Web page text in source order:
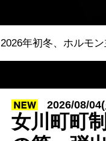
2026年初冬、ホルモ
2026/08/
女川町町